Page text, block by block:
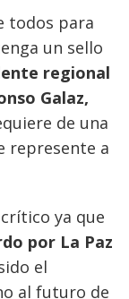
todos para
un sello
regional
Galaz,
de una
represente a
ya que
por La Paz
el
al futuro de